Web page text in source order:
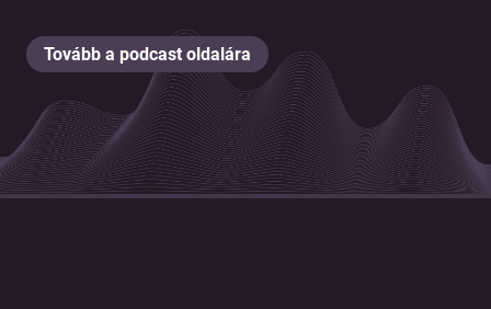
Tovább a podcast oldalára